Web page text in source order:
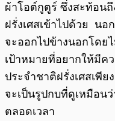
ผ้าโอต์กูตูร์ ซึ่งสะท้อน
ฝรั่งเศสเข้าไปด้วย นอ
จะออกไปข้างนอกโดย
เป้าหมายที่อยากให้มี
ประจำชาติฝรั่งเศสเพี
จะเป็นรูปกบที่ดูเหมือน
ตลอดเวลา